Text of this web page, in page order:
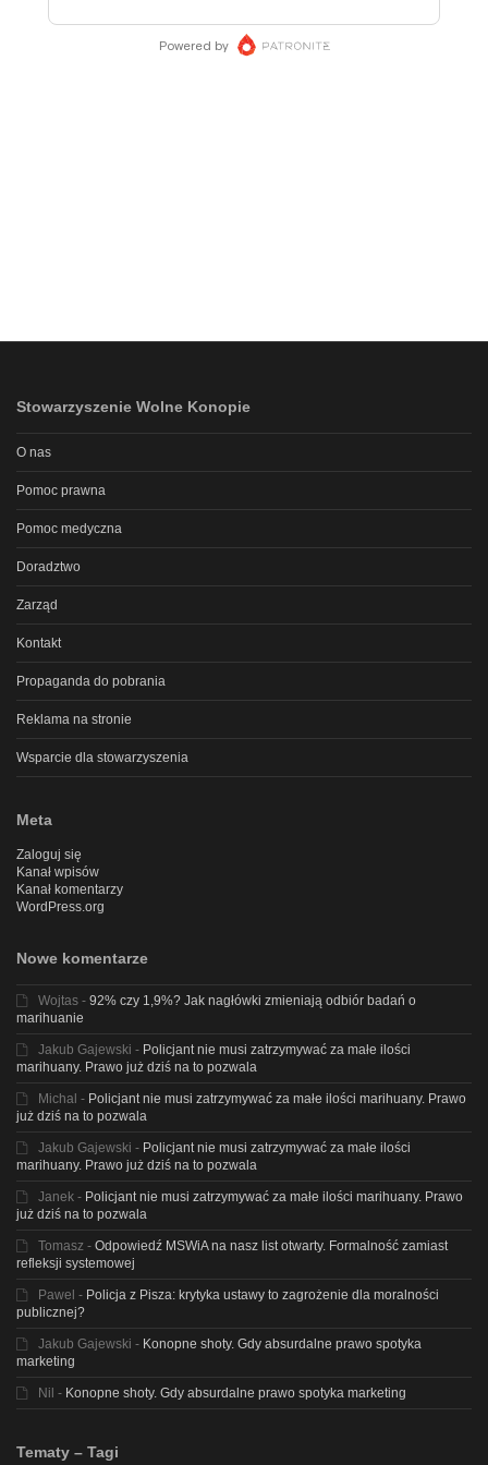
Stowarzyszenie Wolne Konopie
O nas
Pomoc prawna
Pomoc medyczna
Doradztwo
Zarząd
Kontakt
Propaganda do pobrania
Reklama na stronie
Wsparcie dla stowarzyszenia
Meta
Zaloguj się
Kanał wpisów
Kanał komentarzy
WordPress.org
Nowe komentarze
Wojtas - 92% czy 1,9%? Jak nagłówki zmieniają odbiór badań o
marihuanie
Jakub Gajewski - Policjant nie musi zatrzymywać za małe ilości
marihuany. Prawo już dziś na to pozwala
Michal - Policjant nie musi zatrzymywać za małe ilości marihuany. Prawo
już dziś na to pozwala
Jakub Gajewski - Policjant nie musi zatrzymywać za małe ilości
marihuany. Prawo już dziś na to pozwala
Janek - Policjant nie musi zatrzymywać za małe ilości marihuany. Prawo
już dziś na to pozwala
Tomasz - Odpowiedź MSWiA na nasz list otwarty. Formalność zamiast
refleksji systemowej
Pawel - Policja z Pisza: krytyka ustawy to zagrożenie dla moralności
publicznej?
Jakub Gajewski - Konopne shoty. Gdy absurdalne prawo spotyka
marketing
Nil - Konopne shoty. Gdy absurdalne prawo spotyka marketing
Tematy – Tagi